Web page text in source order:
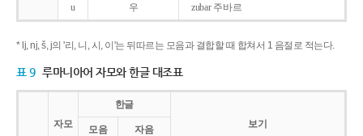
u 우 zubar 주바르
* lj, nj, š, j의 '리, 니, 시, 이'는 뒤따르는 모음과 결합할 때 합쳐서 1 음절로 적는다.
표 9 루마니아어 자모와 한글 대조표
자모
한글
보기
모음
자음